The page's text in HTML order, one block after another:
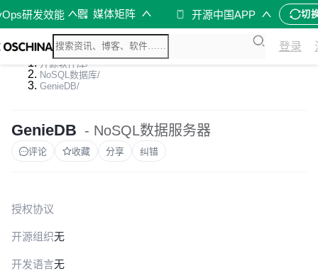
研发效能 媒体矩阵 开源中国APP 切
登录
开源软件库/
NoSQL数据库/
GenieDB/
GenieDB - NoSQL数据服务器
评论 收藏 分享 纠错
授权协议
开源组织无
开发语言无